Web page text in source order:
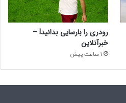
رودری را بارسایی بدانید! –
خبرآنلاین
1 ساعت پیش